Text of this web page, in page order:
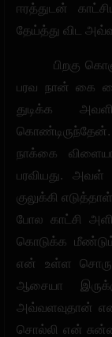
ஈரத்துடன்
தேய்த்து விட
பிறகு
பரவ நான் கை
துடிக்க
கொண்டிருந்தேன்.
நாக்கை
பரவியது. அவள்
குலுக்கி
போல காட்சி
கொடுக்க
என் உள்ள
ஆசையா
அவ்வளவுதான்
சொல்லி என்